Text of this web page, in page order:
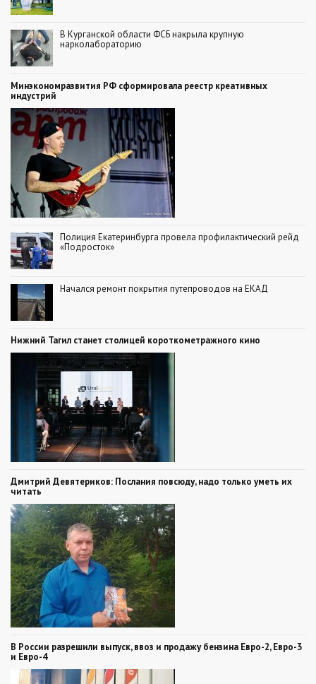
В Курганской области ФСБ накрыла крупную
нарколабораторию
Минэкономразвития РФ сформировала реестр креативных
индустрий
Полиция Екатеринбурга провела профилактический рейд
«Подросток»
Начался ремонт покрытия путепроводов на ЕКАД
Нижний Тагил станет столицей короткометражного кино
Дмитрий Девятериков: Послания повсюду, надо только уметь их
читать
В России разрешили выпуск, ввоз и продажу бензина Евро-2, Евро-3
и Евро-4